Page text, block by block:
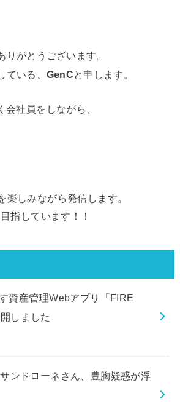
りがとうございます。
ている、 GenCと申します。
社員をしながら、
楽しみながら発信します。
指しています！！
資産管理Webアプリ「FIRE
しました
サンドローネさん、豊胸疑惑が浮